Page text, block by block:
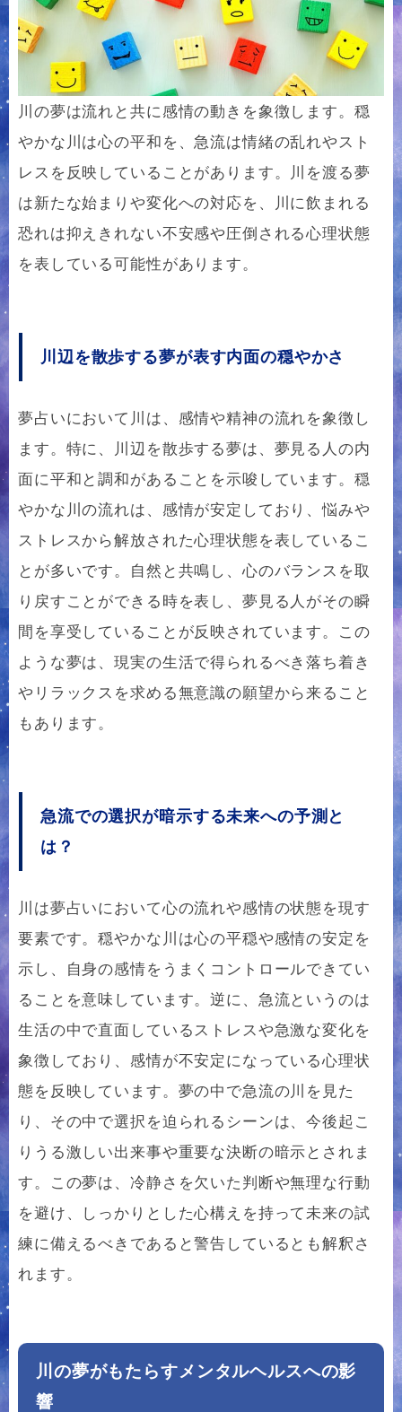
川の夢は流れと共に感情の動きを象徴します。穏
やかな川は心の平和を、急流は情緒の乱れやスト
レスを反映していることがあります。川を渡る夢
は新たな始まりや変化への対応を、川に飲まれる
恐れは抑えきれない不安感や圧倒される心理状態
を表している可能性があります。
川辺を散歩する夢が表す内面の穏やかさ
夢占いにおいて川は、感情や精神の流れを象徴し
ます。特に、川辺を散歩する夢は、夢見る人の内
面に平和と調和があることを示唆しています。穏
やかな川の流れは、感情が安定しており、悩みや
ストレスから解放された心理状態を表しているこ
とが多いです。自然と共鳴し、心のバランスを取
り戻すことができる時を表し、夢見る人がその瞬
間を享受していることが反映されています。この
ような夢は、現実の生活で得られるべき落ち着き
やリラックスを求める無意識の願望から来ること
もあります。
急流での選択が暗示する未来への予測と
は？
川は夢占いにおいて心の流れや感情の状態を現す
要素です。穏やかな川は心の平穏や感情の安定を
示し、自身の感情をうまくコントロールできてい
ることを意味しています。逆に、急流というのは
生活の中で直面しているストレスや急激な変化を
象徴しており、感情が不安定になっている心理状
態を反映しています。夢の中で急流の川を見た
り、その中で選択を迫られるシーンは、今後起こ
りうる激しい出来事や重要な決断の暗示とされま
す。この夢は、冷静さを欠いた判断や無理な行動
を避け、しっかりとした心構えを持って未来の試
練に備えるべきであると警告しているとも解釈さ
れます。
川の夢がもたらすメンタルヘルスへの影
響